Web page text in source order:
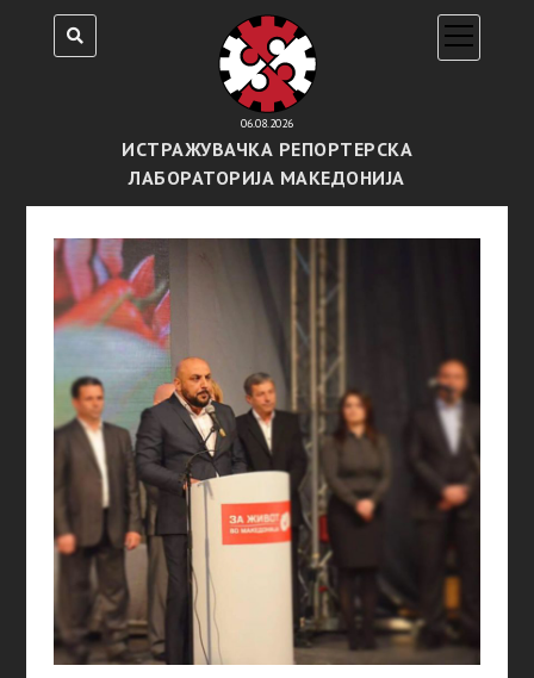
06.08.2026
ИСТРАЖУВАЧКА РЕПОРТЕРСКА
ЛАБОРАТОРИЈА МАКЕДОНИЈА
open
menu